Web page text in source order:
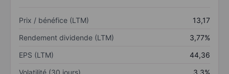
Prix / bénéfice (LTM)
13,17
Rendement dividende (LTM)
3,77%
EPS (LTM)
44,36